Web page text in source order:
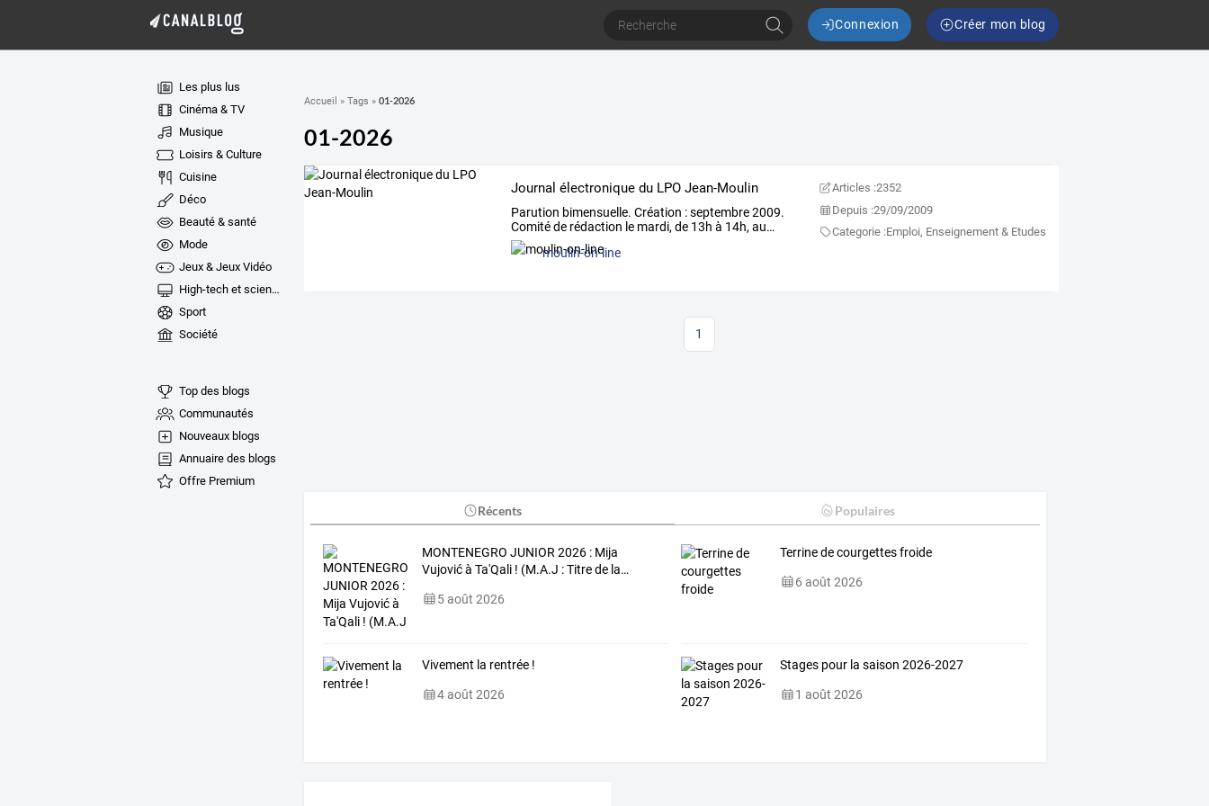
Connexion Créer mon blog
Les plus lus
Cinéma & TV
Musique
Loisirs & Culture
Cuisine
Déco
Beauté & santé
Mode
Jeux & Jeux Vidéo
High-tech et sciences
Sport
Société
Top des blogs
Communautés
Nouveaux blogs
Annuaire des blogs
Offre Premium
Accueil » Tags » 01-2026
01-2026
Journal électronique du LPO Jean-Moulin
Parution bimensuelle. Création :septembre2009.
Comitéde rédaction le mardi, de 13h à 14h, au…
moulin-on-line
Articles :2352
Depuis :29/09/2009
Categorie :Emploi, Enseignement & Etudes
1
Récents Populaires
MONTENEGRO JUNIOR 2026:Mija
Vujovićà Ta'Qali! (M.A.J :Titredela…
5 août 2026
Terrine de courgettes froide
6 août 2026
Vivement la rentrée !
4 août 2026
Stages pour la saison 2026-2027
1 août 2026